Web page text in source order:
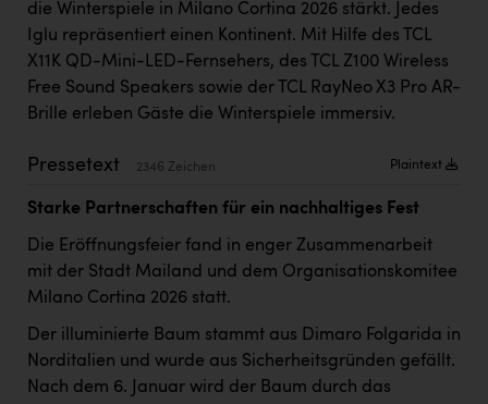
KLIPP Frisör
Kleider Bauer
Kremsmüller Anlagenbau GmbH
Orlen
PEZ
PÜSPÖK
die Winterspiele in Milano Cortina 2026 stärkt. Jedes
Iglu repräsentiert einen Kontinent. Mit Hilfe des TCL
X11K QD-Mini-LED-Fernsehers, des TCL Z100 Wireless
Free Sound Speakers sowie der TCL RayNeo X3 Pro AR-
Brille erleben Gäste die Winterspiele immersiv.
Pressetext 2346 Zeichen Plaintext
Starke Partnerschaften für ein nachhaltiges Fest
Die Eröffnungsfeier fand in enger Zusammenarbeit
mit der Stadt Mailand und dem Organisationskomitee
Milano Cortina 2026 statt.
Der illuminierte Baum stammt aus Dimaro Folgarida in
Norditalien und wurde aus Sicherheitsgründen gefällt.
Nach dem 6. Januar wird der Baum durch das